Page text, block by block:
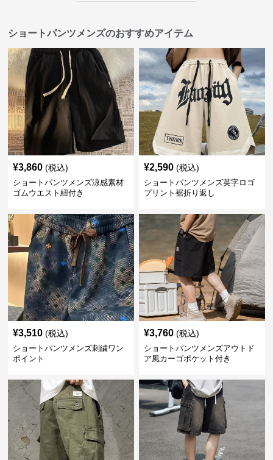
ショートパンツメンズのおすすめアイテム
¥3,860 (税込)
ショートパンツメンズ涼感素材
ゴムウエスト紐付き
¥2,590 (税込)
ショートパンツメンズ英字ロゴ
プリント裾折り返し
¥3,510 (税込)
ショートパンツメンズ刺繍ワン
ポイント
¥3,760 (税込)
ショートパンツメンズアウトド
ア風カーゴポケット付き